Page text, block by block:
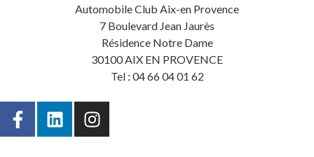
Automobile Club Aix-en Provence
7 Boulevard Jean Jaurès
Résidence Notre Dame
30100 AIX EN PROVENCE
Tel : 04 66 04 01 62